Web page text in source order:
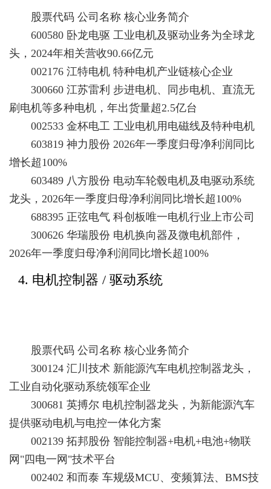
股票代码 公司名称 核心业务简介
600580 卧龙电驱 工业电机及驱动业务为全球龙
头，2024年相关营收90.66亿元
002176 江特电机 特种电机产业链核心企业
300660 江苏雷利 步进电机、同步电机、直流无
刷电机等多种电机，年出货量超2.5亿台
002533 金杯电工 工业电机用电磁线及特种电机
603819 神力股份 2026年一季度归母净利润同比
增长超100%
603489 八方股份 电动车轮毂电机及电驱动系统
龙头，2026年一季度归母净利润同比增长超100%
688395 正弦电气 科创板唯一电机行业上市公司
300626 华瑞股份 电机换向器及微电机部件，
2026年一季度归母净利润同比增长超100%
4. 电机控制器 / 驱动系统
股票代码 公司名称 核心业务简介
300124 汇川技术 新能源汽车电机控制器龙头，
工业自动化驱动系统领军企业
300681 英搏尔 电机控制器龙头，为新能源汽车
提供驱动电机与电控一体化方案
002139 拓邦股份 智能控制器+电机+电池+物联
网"四电一网"技术平台
002402 和而泰 车规级MCU、变频算法、BMS技